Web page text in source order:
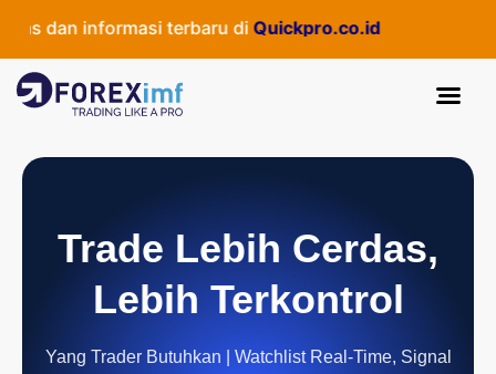
dan informasi terbaru di Quickpro.co.id
Trade Lebih Cerdas,
Lebih Terkontrol
Yang Trader Butuhkan | Watchlist Real-Time, Signal